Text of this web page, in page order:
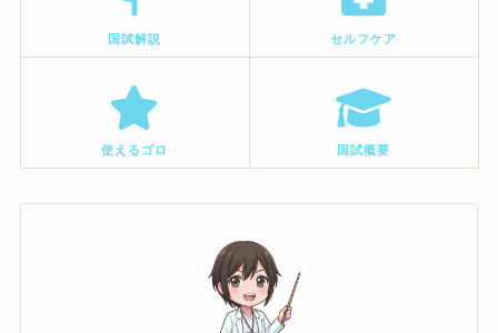
国試解説 セルフケア
使えるゴロ 国試概要